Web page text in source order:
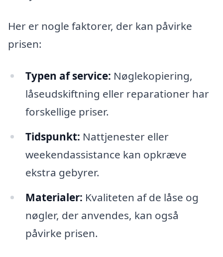
Her er nogle faktorer, der kan påvirke
prisen:
Typen af service: Nøglekopiering,
låseudskiftning eller reparationer har
forskellige priser.
Tidspunkt: Nattjenester eller
weekendassistance kan opkræve
ekstra gebyrer.
Materialer: Kvaliteten af de låse og
nøgler, der anvendes, kan også
påvirke prisen.